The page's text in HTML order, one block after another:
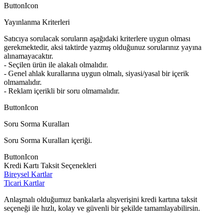
ButtonIcon
Yayınlanma Kriterleri
Satıcıya sorulacak soruların aşağıdaki kriterlere uygun olması
gerekmektedir, aksi taktirde yazmış olduğunuz sorularınız yayına
alınamayacaktır.
- Seçilen ürün ile alakalı olmalıdır.
- Genel ahlak kurallarına uygun olmalı, siyasi/yasal bir içerik
olmamalıdır.
- Reklam içerikli bir soru olmamalıdır.
ButtonIcon
Soru Sorma Kuralları
Soru Sorma Kuralları içeriği.
ButtonIcon
Kredi Kartı Taksit Seçenekleri
Bireysel Kartlar
Ticari Kartlar
Anlaşmalı olduğumuz bankalarla alışverişini kredi kartına taksit
seçeneği ile hızlı, kolay ve güvenli bir şekilde tamamlayabilirsin.